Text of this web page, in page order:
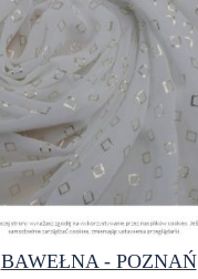
BAWEŁNA - POZNAŃ